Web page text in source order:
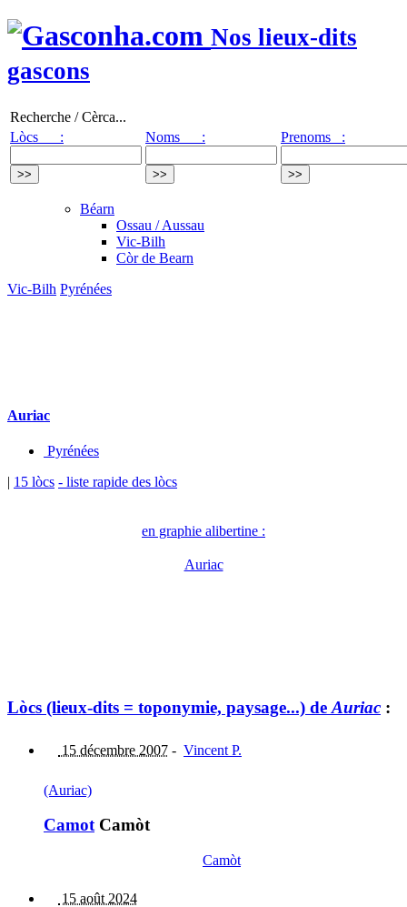
Nos lieux-dits
gascons
Recherche / Cèrca...
Lòcs :
Noms : Prenoms :
Béarn
Ossau / Aussau
Vic-Bilh
Còr de Bearn
Vic-Bilh Pyrénées
Auriac
Pyrénées
| 15 lòcs - liste rapide des lòcs
en graphie alibertine :
Auriac
Lòcs (lieux-dits = toponymie, paysage...) de Auriac :
15 décembre 2007 - Vincent P.
(Auriac)
CamotCamòt
Camòt
15 août 2024